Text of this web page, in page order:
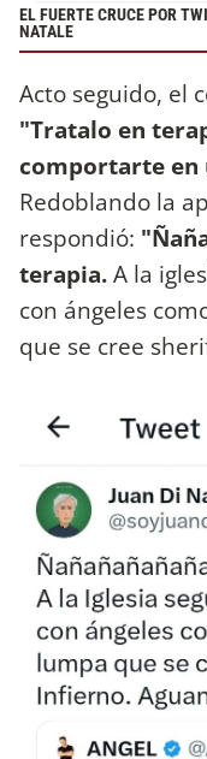
EL FUERTE CRUCE POR
NATALE
Acto seguido, el
"Tratalo en
comportarte en
Redoblando la
respondió:
terapia.A la
con ángeles
que se cree